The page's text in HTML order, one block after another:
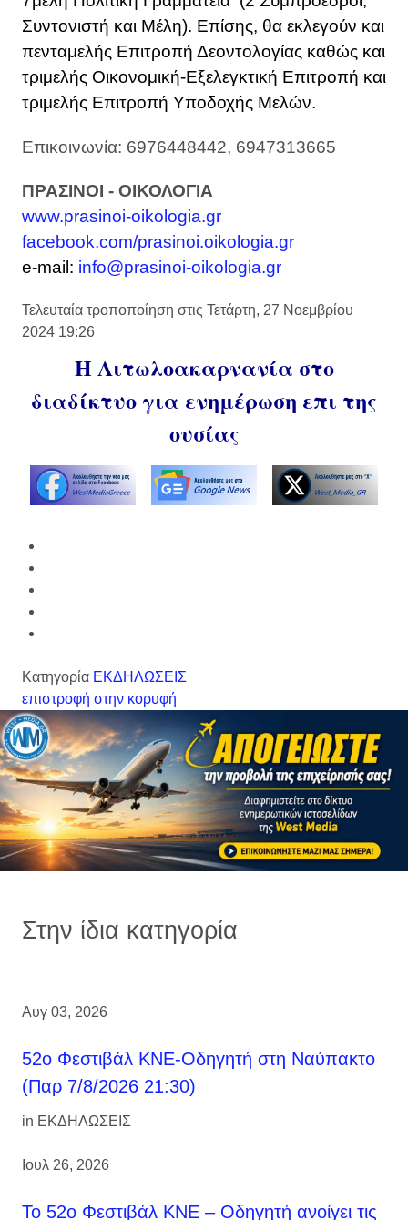
Συντονιστή και Μέλη). Επίσης, θα εκλεγούν και
πενταμελής Επιτροπή Δεοντολογίας καθώς και
τριμελής Οικονομική-Εξελεγκτική Επιτροπή και
τριμελής Επιτροπή Υποδοχής Μελών.
Επικοινωνία: 6976448442, 6947313665
ΠΡΑΣΙΝΟΙ - ΟΙΚΟΛΟΓΙΑ
www.prasinoi-oikologia.gr
facebook.com/prasinoi.oikologia.gr
e-mail: info@prasinoi-oikologia.gr
Τελευταία τροποποίηση στις Τετάρτη, 27 Νοεμβρίου
2024 19:26
Η Αιτωλοακαρνανία στο
διαδίκτυο για ενημέρωση επι της
ουσίας
Κατηγορία ΕΚΔΗΛΩΣΕΙΣ
επιστροφή στην κορυφή
Στην ίδια κατηγορία
Αυγ 03, 2026
52ο Φεστιβάλ ΚΝΕ-Οδηγητή στη Ναύπακτο
(Παρ 7/8/2026 21:30)
in ΕΚΔΗΛΩΣΕΙΣ
Ιουλ 26, 2026
Το 52ο Φεστιβάλ ΚΝΕ – Οδηγητή ανοίγει τις